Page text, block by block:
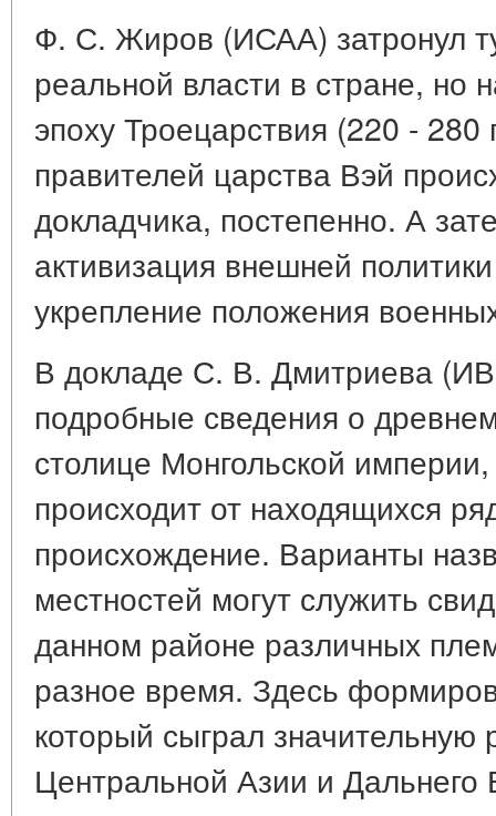
Ф. С. Жиров (ИСАА) затронул
реальной власти в стране, но
эпоху Троецарствия (220 - 280
правителей царства Вэй
докладчика, постепенно. А
активизация внешней
укрепление положения
В докладе С. В. Дмитриева
подробные сведения о
столице Монгольской
происходит от находящихся
происхождение. Варианты
местностей могут служить
данном районе различных
разное время. Здесь
который сыграл значительную
Центральной Азии и Дальнего